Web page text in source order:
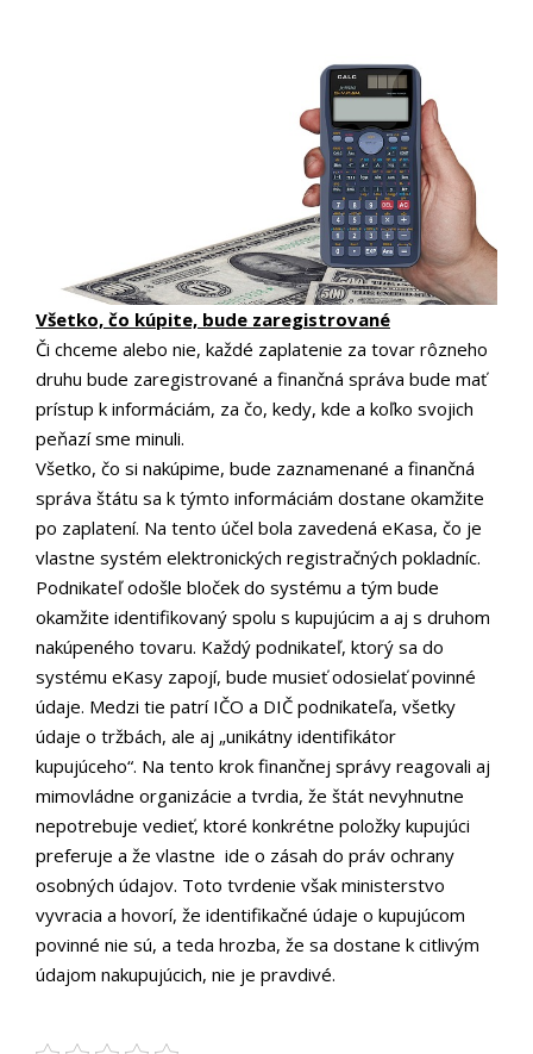
Všetko, čo kúpite, bude zaregistrované
Či chceme alebo nie, každé zaplatenie za tovar rôzneho
druhu bude zaregistrované a finančná správa bude mať
prístup k informáciám, za čo, kedy, kde a koľko svojich
peňazí sme minuli.
Všetko, čo si nakúpime, bude zaznamenané a finančná
správa štátu sa k týmto informáciám dostane okamžite
po zaplatení. Na tento účel bola zavedená eKasa, čo je
vlastne systém elektronických registračných pokladníc.
Podnikateľ odošle bloček do systému a tým bude
okamžite identifikovaný spolu s kupujúcim a aj s druhom
nakúpeného tovaru. Každý podnikateľ, ktorý sa do
systému eKasy zapojí, bude musieť odosielať povinné
údaje. Medzi tie patrí IČO a DIČ podnikateľa, všetky
údaje o tržbách, ale aj „unikátny identifikátor
kupujúceho“. Na tento krok finančnej správy reagovali aj
mimovládne organizácie a tvrdia, že štát nevyhnutne
nepotrebuje vedieť, ktoré konkrétne položky kupujúci
preferuje a že vlastne ide o zásah do práv ochrany
osobných údajov. Toto tvrdenie však ministerstvo
vyvracia a hovorí, že identifikačné údaje o kupujúcom
povinné nie sú, a teda hrozba, že sa dostane k citlivým
údajom nakupujúcich, nie je pravdivé.